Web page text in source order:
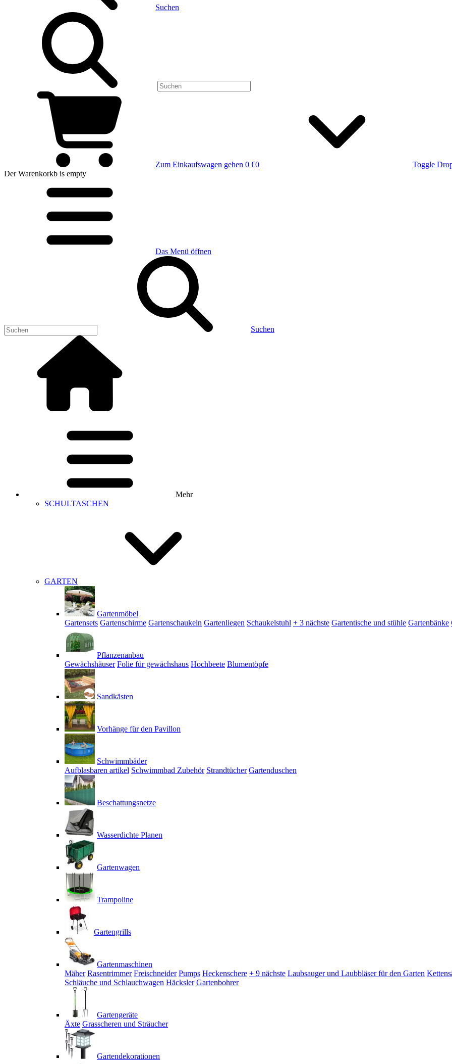
Suchen
Zum Einkaufswagen gehen 0 €0
Toggle
Der Warenkorkb is empty
Das Menü öffnen
Suchen
Mehr
SCHULTASCHEN
GARTEN
Gartenmöbel
Gartensets Gartenschirme Gartenschaukeln Gartenliegen Schaukelstuhl + 3 nächste Gartentische und stühle Gartenbänke
Pflanzenanbau
Gewächshäuser Folie für gewächshaus Hochbeete Blumentöpfe
Sandkästen
Vorhänge für den Pavillon
Schwimmbäder
Aufblasbaren artikel Schwimmbad Zubehör Strandtücher Gartenduschen
Beschattungsnetze
Wasserdichte Planen
Gartenwagen
Trampoline
Gartengrills
Gartenmaschinen
Mäher Rasentrimmer Freischneider Pumps Heckenschere + 9 nächste Laubsauger und Laubbläser für den Garten
Schläuche und Schlauchwagen Häcksler Gartenbohrer
Gartengeräte
Äxte Grasscheren und Sträucher
Gartendekorationen